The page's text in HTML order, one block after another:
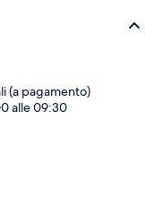
(a pagamento)
alle 09:30